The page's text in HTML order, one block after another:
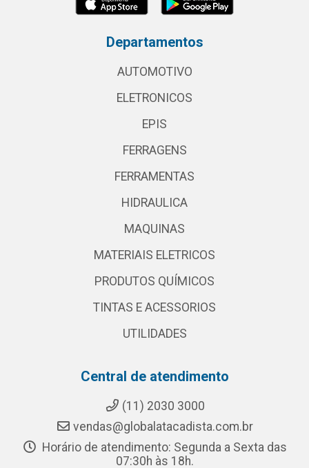
Departamentos
AUTOMOTIVO
ELETRONICOS
EPIS
FERRAGENS
FERRAMENTAS
HIDRAULICA
MAQUINAS
MATERIAIS ELETRICOS
PRODUTOS QUÍMICOS
TINTAS E ACESSORIOS
UTILIDADES
Central de atendimento
(11) 2030 3000
vendas@globalatacadista.com.br
Horário de atendimento: Segunda a Sexta das
07:30h às 18h.